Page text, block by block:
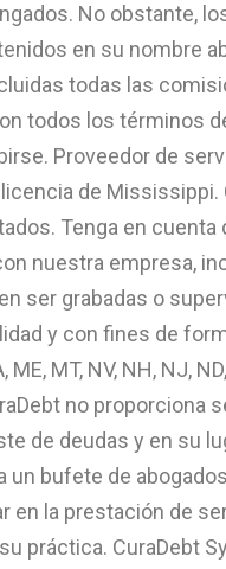
No obstante,
en su nombre
todas las
todos los términos
Proveedor de
de Mississippi.
Tenga en cuenta
nuestra empresa,
ser grabadas o
y con fines de
ME, MT, NV, NH, NJ,
no proporciona
de deudas y en su
un bufete de
en la prestación de
práctica. CuraDebt